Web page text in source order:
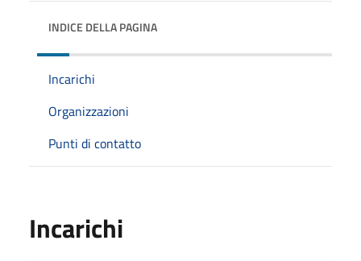
INDICE DELLA PAGINA
Incarichi
Organizzazioni
Punti di contatto
Incarichi